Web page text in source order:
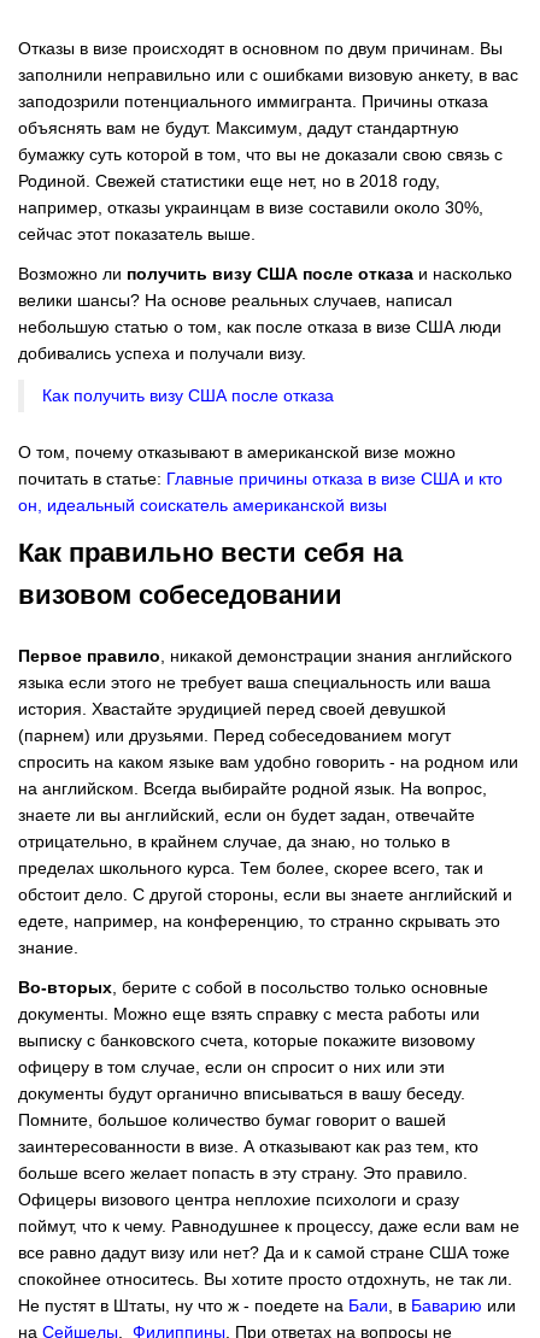
Отказы в визе происходят в основном по двум причинам. Вы
заполнили неправильно или с ошибками визовую анкету, в вас
заподозрили потенциального иммигранта. Причины отказа
объяснять вам не будут. Максимум, дадут стандартную
бумажку суть которой в том, что вы не доказали свою связь с
Родиной. Свежей статистики еще нет, но в 2018 году,
например, отказы украинцам в визе составили около 30%,
сейчас этот показатель выше.
Возможно ли получить визу США после отказа и насколько
велики шансы? На основе реальных случаев, написал
небольшую статью о том, как после отказа в визе США люди
добивались успеха и получали визу.
Как получить визу США после отказа
О том, почему отказывают в американской визе можно
почитать в статье: Главные причины отказа в визе США и кто
он, идеальный соискатель американской визы
Как правильно вести себя на
визовом собеседовании
Первое правило, никакой демонстрации знания английского
языка если этого не требует ваша специальность или ваша
история. Хвастайте эрудицией перед своей девушкой
(парнем) или друзьями. Перед собеседованием могут
спросить на каком языке вам удобно говорить - на родном или
на английском. Всегда выбирайте родной язык. На вопрос,
знаете ли вы английский, если он будет задан, отвечайте
отрицательно, в крайнем случае, да знаю, но только в
пределах школьного курса. Тем более, скорее всего, так и
обстоит дело. С другой стороны, если вы знаете английский и
едете, например, на конференцию, то странно скрывать это
знание.
Во-вторых, берите с собой в посольство только основные
документы. Можно еще взять справку с места работы или
выписку с банковского счета, которые покажите визовому
офицеру в том случае, если он спросит о них или эти
документы будут органично вписываться в вашу беседу.
Помните, большое количество бумаг говорит о вашей
заинтересованности в визе. А отказывают как раз тем, кто
больше всего желает попасть в эту страну. Это правило.
Офицеры визового центра неплохие психологи и сразу
поймут, что к чему. Равнодушнее к процессу, даже если вам не
все равно дадут визу или нет? Да и к самой стране США тоже
спокойнее относитесь. Вы хотите просто отдохнуть, не так ли.
Не пустят в Штаты, ну что ж - поедете на Бали, в Баварию или
на Сейшелы, Филиппины. При ответах на вопросы не